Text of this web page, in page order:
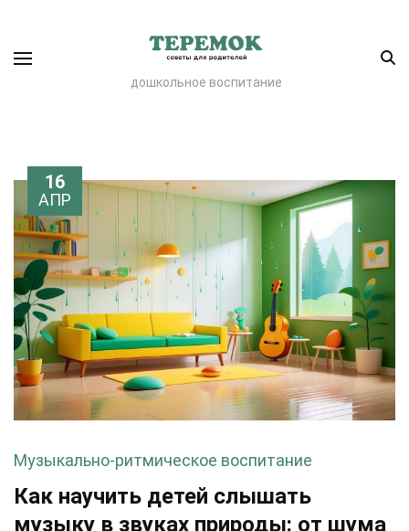
дошкольное воспитание
16
АПР
Музыкально-ритмическое воспитание
Как научить детей слышать
музыку в звуках природы: от шума